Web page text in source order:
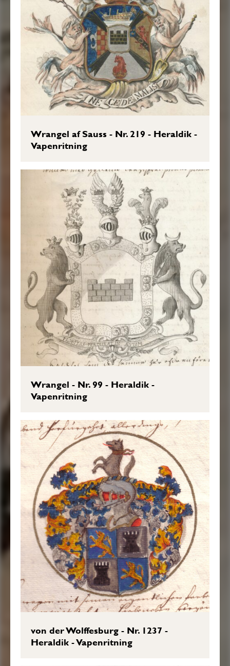
Wrangel af Sauss - Nr. 219 - Heraldik -
Vapenritning
Wrangel - Nr. 99 - Heraldik -
Vapenritning
von der Wolffesburg - Nr. 1237 -
Heraldik - Vapenritning